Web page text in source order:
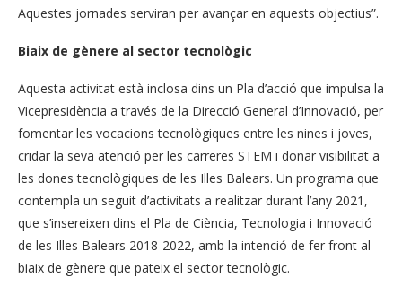
Aquestes jornades serviran per avançar en aquests objectius”.
Biaix de gènere al sector tecnològic
Aquesta activitat està inclosa dins un Pla d’acció que impulsa la
Vicepresidència a través de la Direcció General d’Innovació, per
fomentar les vocacions tecnològiques entre les nines i joves,
cridar la seva atenció per les carreres STEM i donar visibilitat a
les dones tecnològiques de les Illes Balears. Un programa que
contempla un seguit d’activitats a realitzar durant l’any 2021,
que s’insereixen dins el Pla de Ciència, Tecnologia i Innovació
de les Illes Balears 2018-2022, amb la intenció de fer front al
biaix de gènere que pateix el sector tecnològic.